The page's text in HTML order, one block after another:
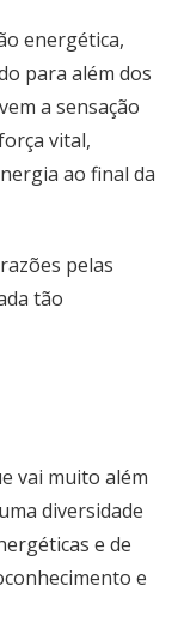
energética,
para além dos
a sensação
vital,
ao final da
pelas
tão
vai muito além
diversidade
e de
e